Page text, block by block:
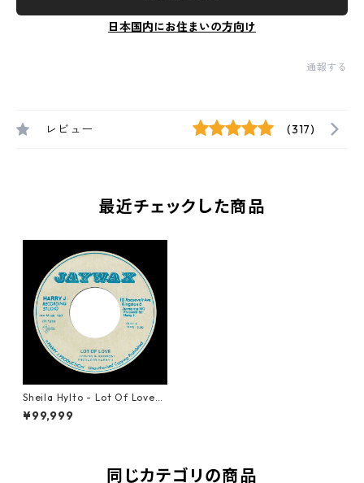
日本国内にお住まいの方向け
通報する
レビュー (317)
最近チェックした商品
Sheila Hylto - Lot Of Love
【7-21028】
¥99,999
同じカテゴリの商品